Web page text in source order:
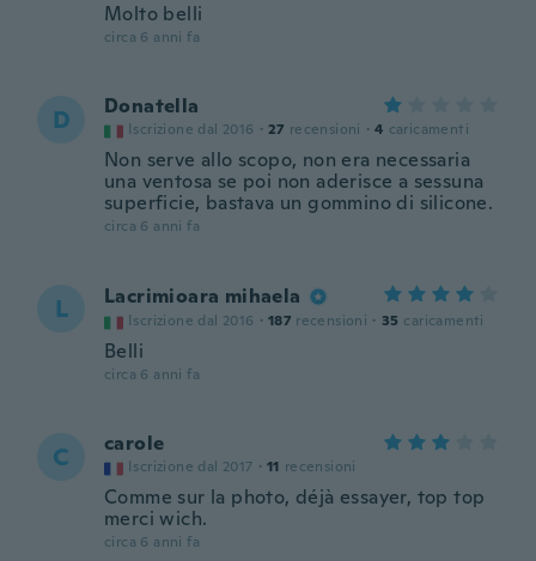
Molto belli
circa 6 anni fa
D Donatella
Iscrizione dal 2016 · 27 recensioni · 4 caricamenti
Non serve allo scopo, non era necessaria
una ventosa se poi non aderisce a sessuna
superficie, bastava un gommino di silicone.
circa 6 anni fa
L Lacrimioara mihaela
Iscrizione dal 2016 · 187 recensioni · 35 caricamenti
Belli
circa 6 anni fa
C carole
Iscrizione dal 2017 · 11 recensioni
Comme sur la photo, déjà essayer, top top
merci wich.
circa 6 anni fa